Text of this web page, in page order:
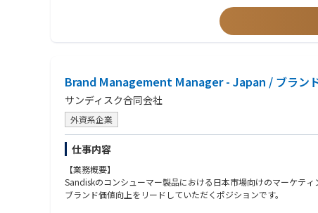
顧客への高度な技術提案やトラブル解決をリード
3. フィールドプロセスエンジニア／リージョナルテクノロジーエ
4. テクニカルサポート／アプリケーションエンジニア
顧客からの技術問い合わせ対応、製品改善へのフィードバック
本社開発部門との橋渡し役
5. マネジメント職（チームリーダー → マネージャー）
顧客からの技術問い合わせ対応、製品改善へのフィードバック
本社開発部門との橋渡し役
6. 営業・カスタマーサクセス・コンサルティング
技術知識を活かしたソリューション提案型営業
顧客の生産性改善や新技術導入支援
・ 在庫関連プロジェクトを管理し、関係部門とのコミュニケー
・海外のステークホルダーとのコミュニケーションも頻繁に発生
・新しいプロセスを構築し、それを展開するという貴重な経験を得
■働き方：
・想定残業は月30h程度です。
・フレックス／在宅勤務を実施中。 ※フルリモートは不可。
■出張：国内出張は群馬R&Dセンターに週2～３回、海外出張は年
・ コストシミュレーションやシナリオプランニングの経験
Brand Management Manager - Japan / ブラン
サンディスク合同会社
外資系企業
仕事内容
【業務概要】
Sandiskのコンシューマー製品における日本市場向けのマーケテ
ブランド価値向上をリードしていただくポジションです。